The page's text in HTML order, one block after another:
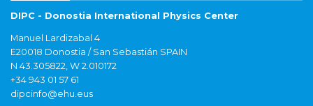
DIPC - Donostia International Physics Center
Manuel Lardizabal 4
E20018 Donostia / San Sebastián SPAIN
N 43.305822, W 2.010172
+34 943 01 57 61
dipcinfo@ehu.eus